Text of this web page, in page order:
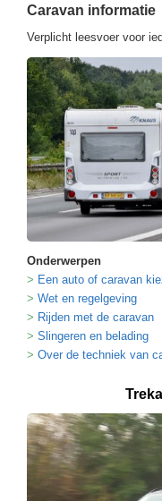
Caravan informatie
Verplicht leesvoer voor
Onderwerpen
Een auto of caravan
Wet en regelgeving
Rijden met de caravan
Slingeren en belading
Over de techniek van